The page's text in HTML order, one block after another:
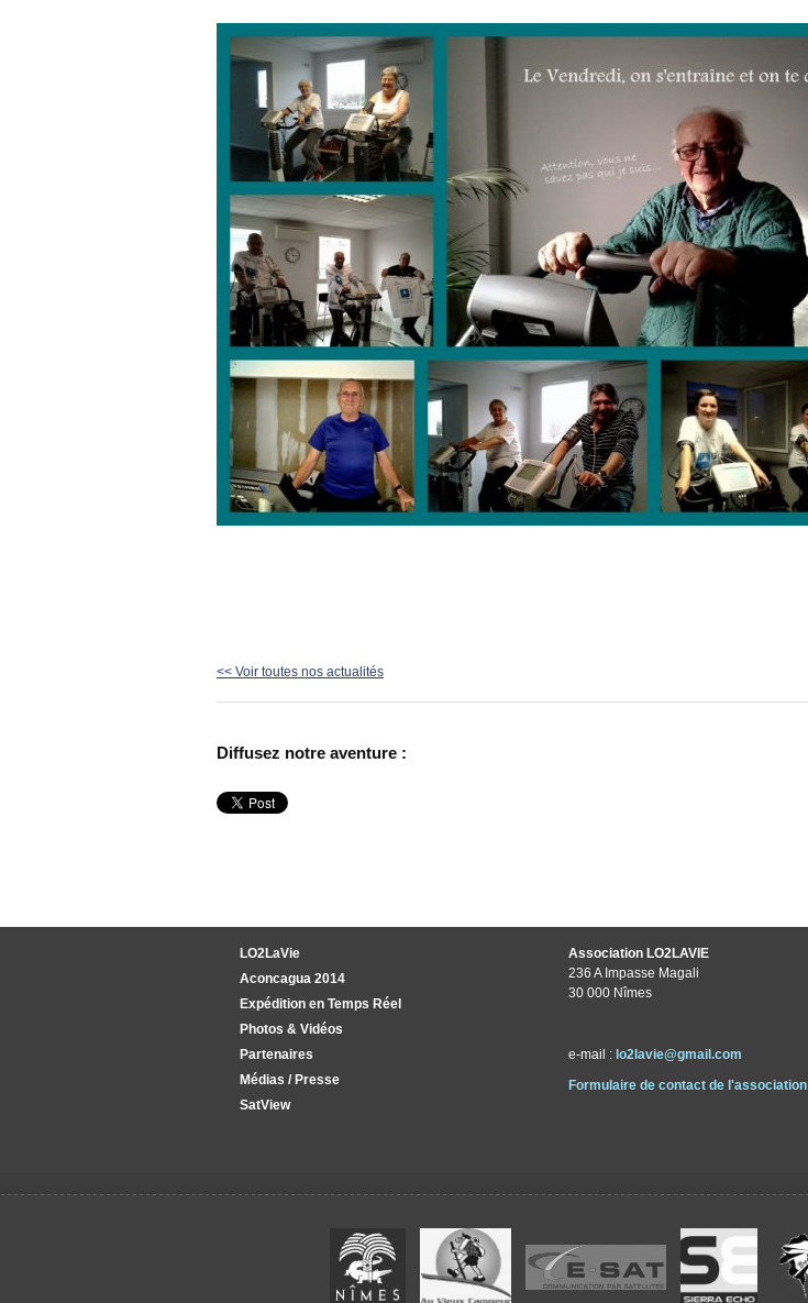
<< Voir toutes nos actualités
Diffusez notre aventure :
LO2LaVie
Aconcagua 2014
Expédition en Temps Réel
Photos & Vidéos
Partenaires
Médias / Presse
SatView
Association LO2LAVIE
236 A Impasse Magali
30 000 Nîmes
e-mail : lo2lavie@gmail.com
Formulaire de contact de l'association